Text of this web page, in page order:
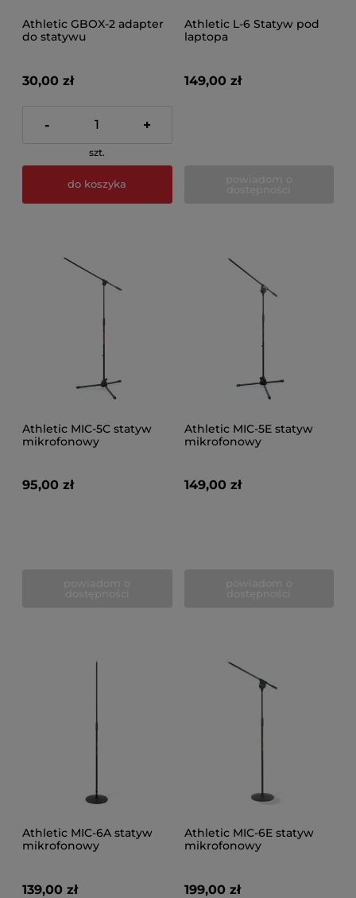
Athletic GBOX-2 adapter
do statywu
30,00 zł
- +
szt.
do koszyka
Athletic L-6 Statyw pod
laptopa
149,00 zł
Athletic MIC-5C statyw
mikrofonowy
95,00 zł
Athletic MIC-5E statyw
mikrofonowy
149,00 zł
Athletic MIC-6A statyw
mikrofonowy
139,00 zł
Athletic MIC-6E statyw
mikrofonowy
199,00 zł